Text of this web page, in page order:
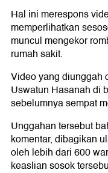
Hal ini merespons
memperlihatkan
muncul mengekor
rumah sakit.
Video yang diunggah
Uswatun Hasanah di
sebelumnya sempat
Unggahan tersebut
komentar, dibagikan
oleh lebih dari 600
keaslian sosok